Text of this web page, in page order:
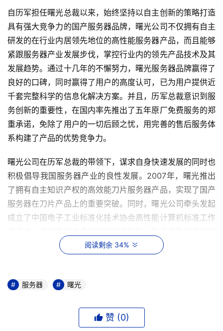
自历军担任曙光总裁以来，始终坚持以自主创新的策略打造
具有强大竞争力的国产服务器品牌，曙光公司不仅拥有自主
研发的在行业内居领先地位的高性能服务器产品，而且能够
紧跟服务器产业发展步伐，掌控行业内的领先产品技术及其
发展趋势。通过十几年的不懈努力，曙光服务器品牌赢得了
良好的口碑，同时赢得了用户的高度认可，已为用户提供近
千套完整科学的信息化解决方案。并且，历军总裁意识到服
务创新的重要性，在国内率先推出了五年原厂免费服务的郑
重承诺，免除了用户的一切后顾之忧，用完善的售后服务体
系构建了产品的优势竞争力。
曙光公司在历军总裁的带领下，谋求自身快速发展的同时也
积极倡导我国服务器产业的良性发展。2007年，曙光推出
了拥有自主知识产权的高效能刀片服务器产品，实现了国产
服务器在刀片产品上的重要突破。同时，曙光公司牵头发起
成立了中国电子工业标准化技术协会高性能计算机标准工作
关技术标准和规范，协助相关部门研究制定有利于高性能计
军所坚持的渠道拓展思路。在这一策略的指导下，曙光在
07年先后与INTEL、微软结成战略合作伙伴，全面整合各方
阅读剩余 34%
服务器 曙光
赞 (0)